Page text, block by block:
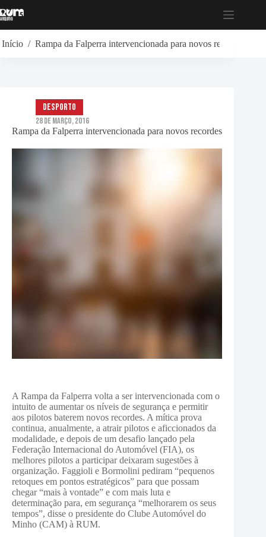
para
Início / Rampa da Falperra intervencionada para novos recordes
Rampa da Falperra intervencionada para novos recordes
Desporto
28 de Março, 2016
A Rampa da Falperra volta a ser intervencionada com o
intuito de aumentar os níveis de segurança e permitir
aos pilotos baterem novos recordes. A mítica prova
continua, anualmente, a atrair pilotos e aficcionados da
modalidade, e depois de um desafio lançado pela
Federação Internacional do Automóvel (FIA), os
melhores pilotos a participar deixaram sugestões à
organização. Faggioli e Bormolini pediram “pequenos
retoques em pontos estratégicos” para que possam
chegar “mais à vontade” e com mais luta e
determinação para, em segurança “melhorarem os seus
tempos”, disse o presidente do Clube Automóvel do
Minho (CAM) à RUM.